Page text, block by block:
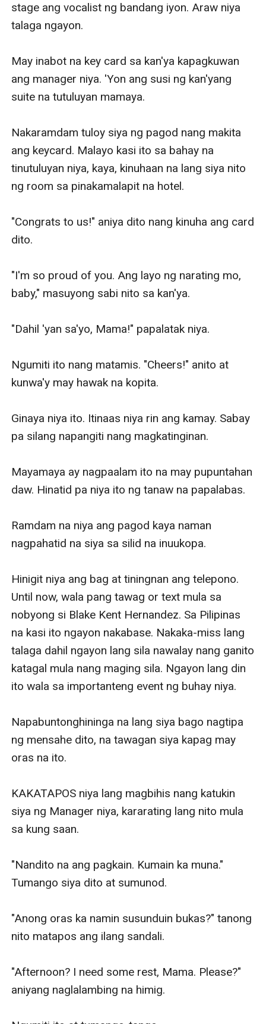
stage ang vocalist ng bandang iyon. Araw niya
talaga ngayon.
May inabot na key card sa kan'ya kapagkuwan
ang manager niya. 'Yon ang susi ng kan'yang
suite na tutuluyan mamaya.
Nakaramdam tuloy siya ng pagod nang makita
ang keycard. Malayo kasi ito sa bahay na
tinutuluyan niya, kaya, kinuhaan na lang siya nito
ng room sa pinakamalapit na hotel.
"Congrats to us!" aniya dito nang kinuha ang card
dito.
"I'm so proud of you. Ang layo ng narating mo,
baby," masuyong sabi nito sa kan'ya.
"Dahil 'yan sa'yo, Mama!" papalatak niya.
Ngumiti ito nang matamis. "Cheers!" anito at
kunwa'y may hawak na kopita.
Ginaya niya ito. Itinaas niya rin ang kamay. Sabay
pa silang napangiti nang magkatinginan.
Mayamaya ay nagpaalam ito na may pupuntahan
daw. Hinatid pa niya ito ng tanaw na papalabas.
Ramdam na niya ang pagod kaya naman
nagpahatid na siya sa silid na inuukopa.
Hinigit niya ang bag at tiningnan ang telepono.
Until now, wala pang tawag or text mula sa
nobyong si Blake Kent Hernandez. Sa Pilipinas
na kasi ito ngayon nakabase. Nakaka-miss lang
talaga dahil ngayon lang sila nawalay nang ganito
katagal mula nang maging sila. Ngayon lang din
ito wala sa importanteng event ng buhay niya.
Napabuntonghininga na lang siya bago nagtipa
ng mensahe dito, na tawagan siya kapag may
oras na ito.
KAKATAPOS niya lang magbihis nang katukin
siya ng Manager niya, kararating lang nito mula
sa kung saan.
"Nandito na ang pagkain. Kumain ka muna."
Tumango siya dito at sumunod.
"Anong oras ka namin susunduin bukas?" tanong
nito matapos ang ilang sandali.
"Afternoon? I need some rest, Mama. Please?"
aniyang naglalambing na himig.